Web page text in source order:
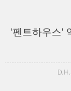
'펜트하우스'